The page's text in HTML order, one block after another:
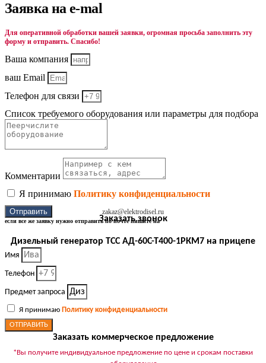
Заявка на e-mal
Для оперативной обработки вашей заявки, огромная просьба заполнить эту
форму и отправить. Спасибо!
Ваша компания
ваш Email
Телефон для связи
Список требуемого оборудования или параметры для подбора
Комментарии
Я принимаю Политику конфиденциальности
Отправить
если все же заявку нужно отправить по почте пишите на
zakaz@elektrodisel.ru
Заказать звонок
Дизельный генератор ТСС АД-60С-Т400-1РКМ7 на прицепе
Имя
Телефон
Предмет запроса
Я принимаю Политику конфиденциальности
ОТПРАВИТЬ
Заказать коммерческое предложение
*Вы получите индивидуальное предложение по цене и срокам поставки